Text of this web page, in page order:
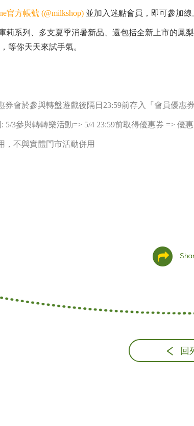
官方帳號 (@milkshop) 並加入迷點會員，即可參加線
莉系列、多支夏季消暑新品、還包括全新上市的鳳
等你天天來試手氣。
券會於參與轉盤遊戲後隔日 23:59前存入『會員優惠券
: 5/3參與轉轉樂活動=> 5/4 23:59前取得優惠券 => 優
，不與實體門市活動併用
回